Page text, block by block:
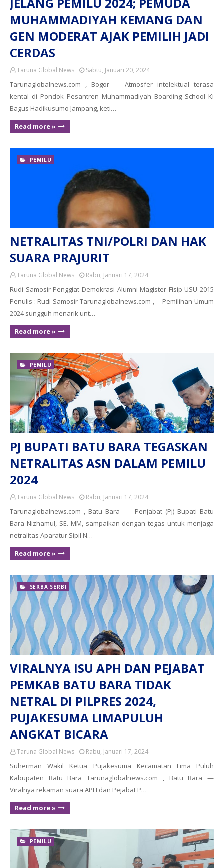
MUHAMMADIYAH KEMANG DAN
GEN MODERAT AJAK PEMILIH JADI
CERDAS
Taruna Global News Sabtu, Januari 20, 2024
Tarunaglobalnews.com , Bogor — Atmosfer intelektual terasa
kental di Pondok Pesantren Muhammadiyah Boarding School Ki
Bagus Hadikusumo Jampang, keti…
Read more »
PEMILU
NETRALITAS TNI/POLRI DAN HAK
SUARA PRAJURIT
Taruna Global News Rabu, Januari 17, 2024
Rudi Samosir Penggiat Demokrasi Alumni Magister Fisip USU 2015
Penulis : Rudi Samosir Tarunaglobalnews.com , —Pemilihan Umum
2024 sungguh menarik unt…
Read more »
PEMILU
PJ BUPATI BATU BARA TEGASKAN
NETRALITAS ASN DALAM PEMILU
2024
Taruna Global News Rabu, Januari 17, 2024
Tarunaglobalnews.com , Batu Bara — Penjabat (Pj) Bupati Batu
Bara Nizhamul, SE. MM, sampaikan dengan tegas untuk menjaga
netralitas Aparatur Sipil N…
Read more »
SERBA SERBI
VIRALNYA ISU APH DAN PEJABAT
PEMKAB BATU BARA TIDAK
NETRAL DI PILPRES 2024,
PUJAKESUMA LIMAPULUH
ANGKAT BICARA
Taruna Global News Rabu, Januari 17, 2024
Suherman Wakil Ketua Pujakesuma Kecamatan Lima Puluh
Kabupaten Batu Bara Tarunaglobalnews.com , Batu Bara —
Viralnya rekaman suara APH dan Pejabat P…
Read more »
PEMILU